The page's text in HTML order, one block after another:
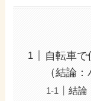
自転車で
（結論
結論